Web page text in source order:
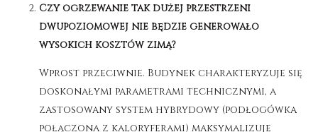
Czy ogrzewanie tak dużej przestrzeni
dwupoziomowej nie będzie generowało
wysokich kosztów zimą?
Wprost przeciwnie. Budynek charakteryzuje się
doskonałymi parametrami technicznymi, a
zastosowany system hybrydowy (podłogówka
połączona z kaloryferami) maksymalizuje